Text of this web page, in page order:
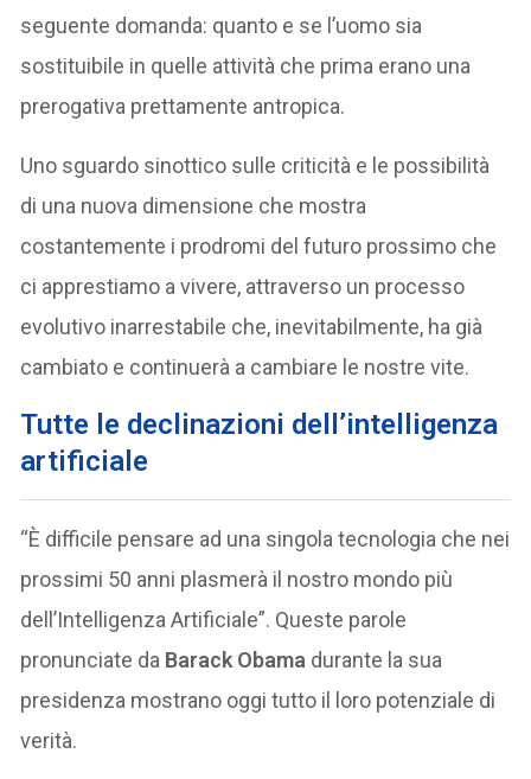
seguente domanda: quanto e se l’uomo sia
sostituibile in quelle attività che prima erano una
prerogativa prettamente antropica.
Uno sguardo sinottico sulle criticità e le possibilità
di una nuova dimensione che mostra
costantemente i prodromi del futuro prossimo che
ci apprestiamo a vivere, attraverso un processo
evolutivo inarrestabile che, inevitabilmente, ha già
cambiato e continuerà a cambiare le nostre vite.
Tutte le declinazioni dell’intelligenza
artificiale
“È difficile pensare ad una singola tecnologia che nei
prossimi 50 anni plasmerà il nostro mondo più
dell’Intelligenza Artificiale”. Queste parole
pronunciate da Barack Obama durante la sua
presidenza mostrano oggi tutto il loro potenziale di
verità.